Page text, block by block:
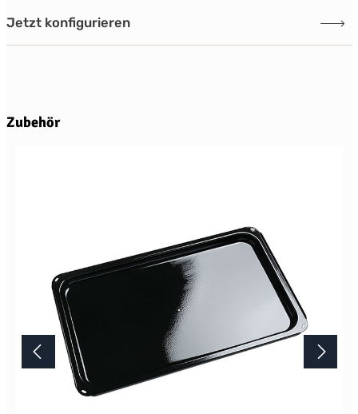
Jetzt konfigurieren
Produktgalerie überspringen
Zubehör